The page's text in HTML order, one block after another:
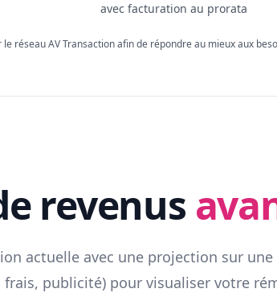
avec facturation au prorata
réseau AV Transaction afin de répondre au mieux aux
revenus
actuelle avec une projection sur
publicité) pour visualiser votre